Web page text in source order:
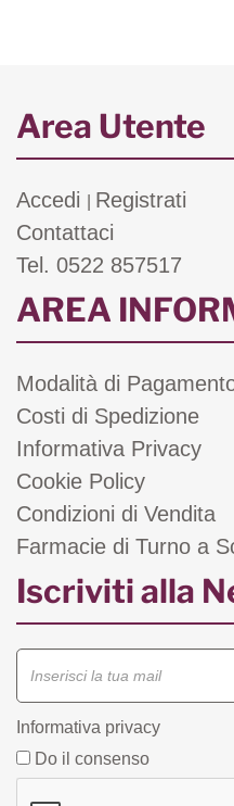
Area Utente
Accedi
Registrati
Contattaci
Tel. 0522 857517
AREA
Modalità di
Costi di Spedizione
Informativa Privacy
Cookie Policy
Condizioni di Vendita
Farmacie di Turno a
Iscriviti alla
Informativa privacy
Do il consenso